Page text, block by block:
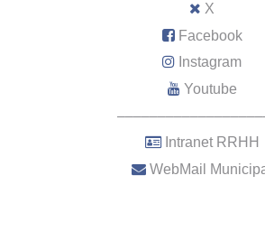
X
Facebook
Instagram
Youtube
Intranet RRHH
WebMail